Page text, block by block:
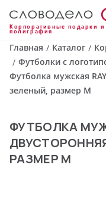
Корпоративные подарки и
полиграфия
Главная / Каталог /
/ Футболки с
Футболка мужская
зеленый, размер M
ФУТБОЛКА
РАЗМЕР M